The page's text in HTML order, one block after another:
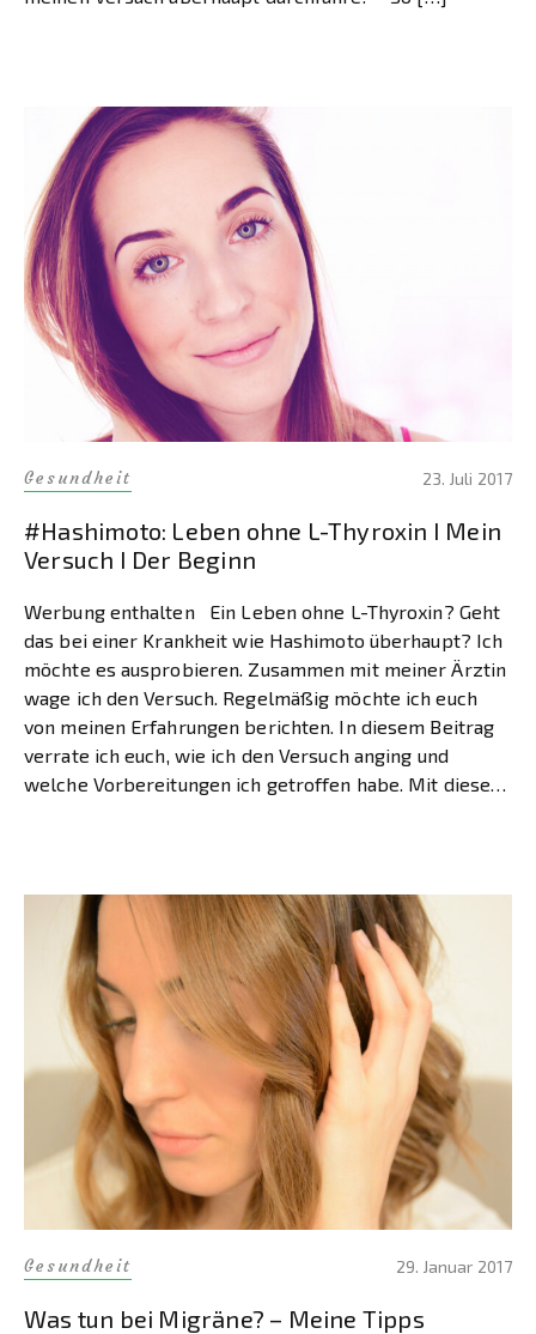
Gesundheit 23. Juli 2017
#Hashimoto: Leben ohne L-Thyroxin I Mein
Versuch I Der Beginn
Werbung enthalten Ein Leben ohne L-Thyroxin? Geht
das bei einer Krankheit wie Hashimoto überhaupt? Ich
möchte es ausprobieren. Zusammen mit meiner Ärztin
wage ich den Versuch. Regelmäßig möchte ich euch
von meinen Erfahrungen berichten. In diesem Beitrag
verrate ich euch, wie ich den Versuch anging und
welche Vorbereitungen ich getroffen habe. Mit diesem
Gesundheit 29. Januar 2017
Was tun bei Migräne? – Meine Tipps